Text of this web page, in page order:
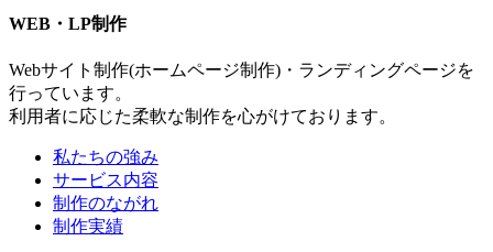
WEB・LP制作
Webサイト制作(ホームページ制作)・ランディングページを
行っています。
利用者に応じた柔軟な制作を心がけております。
私たちの強み
サービス内容
制作のながれ
制作実績